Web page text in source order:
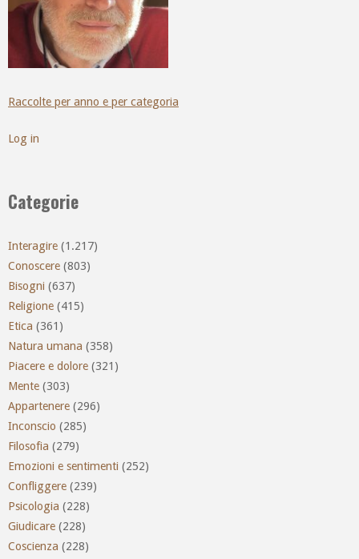
Raccolte per anno e per categoria
Log in
Categorie
Interagire (1.217)
Conoscere (803)
Bisogni (637)
Religione (415)
Etica (361)
Natura umana (358)
Piacere e dolore (321)
Mente (303)
Appartenere (296)
Inconscio (285)
Filosofia (279)
Emozioni e sentimenti (252)
Confliggere (239)
Psicologia (228)
Giudicare (228)
Coscienza (228)